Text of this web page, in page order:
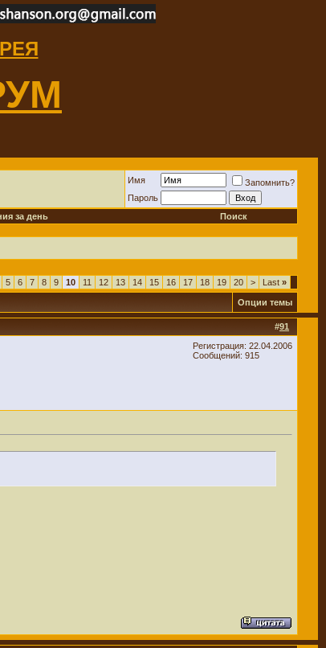
Имя
Запомнить?
Пароль
за день Поиск
5 6 7 8 9 10 11 12 13 14 15 16 17 18 19 20 > Last »
Опции темы
#91
Регистрация: 22.04.2006
Сообщений: 915